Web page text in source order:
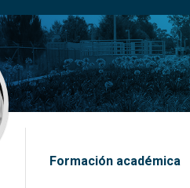
Formación académica